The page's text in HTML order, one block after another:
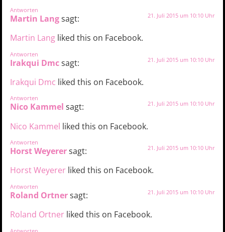
Antworten
Martin Langsagt: 21. Juli 2015 um 10:10 Uhr
Martin Lang liked this on Facebook.
Antworten
Irakqui Dmcsagt: 21. Juli 2015 um 10:10 Uhr
Irakqui Dmc liked this on Facebook.
Antworten
Nico Kammel sagt: 21. Juli 2015 um 10:10 Uhr
Nico Kammel liked this on Facebook.
Antworten
Horst Weyerersagt: 21. Juli 2015 um 10:10 Uhr
Horst Weyerer liked this on Facebook.
Antworten
Roland Ortnersagt: 21. Juli 2015 um 10:10 Uhr
Roland Ortner liked this on Facebook.